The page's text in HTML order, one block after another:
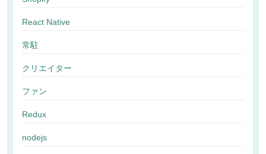
React Native
常駐
クリエイター
ファン
Redux
nodejs